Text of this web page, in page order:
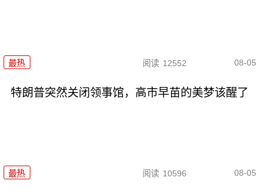
最热 阅读 12552 08-05
特朗普突然关闭领事馆，高市早苗的美梦该醒了
最热 阅读 10596 08-05